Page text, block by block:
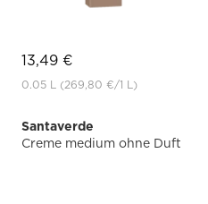
13,49 €
0.05 L (269,80 €/1 L)
Santaverde
Creme medium ohne Duft